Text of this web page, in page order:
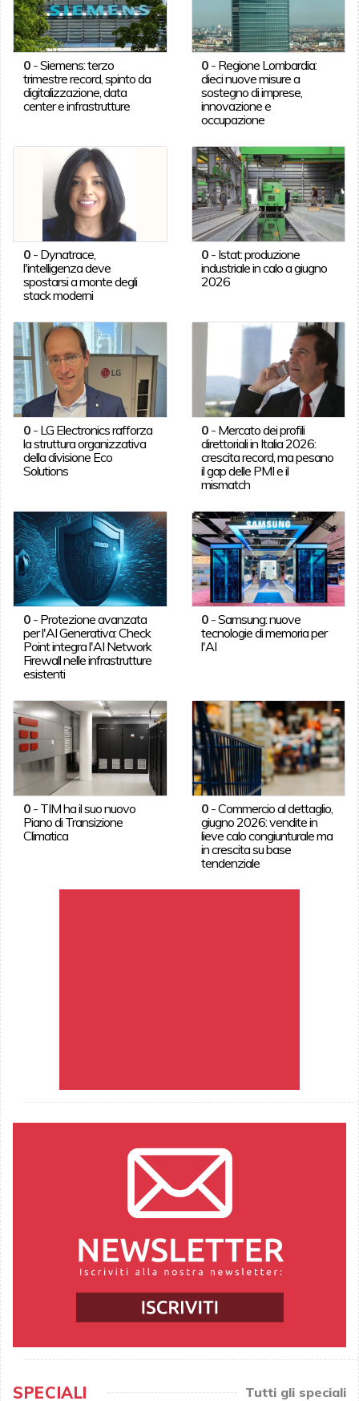
0-Siemens: terzo
trimestre record, spinto da
digitalizzazione, data
center e infrastrutture
0 - Regione Lombardia:
dieci nuove misure a
sostegno di imprese,
innovazione e
occupazione
0- Dynatrace,
l'intelligenza deve
spostarsi a monte degli
stack moderni
0 - Istat: produzione
industriale in calo a giugno
2026
0- LG Electronics rafforza
la struttura organizzativa
della divisione Eco
Solutions
0 - Mercato dei profili
direttoriali in Italia 2026:
crescita record, ma pesano
il gap delle PMI e il
mismatch
0- Protezione avanzata
per l'AI Generativa: Check
Point integra l'AI Network
Firewall nelle infrastrutture
esistenti
0 -Samsung: nuove
tecnologie di memoria per
l'AI
0- TIM ha il suo nuovo
Piano di Transizione
Climatica
0 -Commercio al dettaglio,
giugno 2026: vendite in
lieve calo congiunturale ma
in crescita su base
tendenziale
SPECIALI Tutti gli speciali